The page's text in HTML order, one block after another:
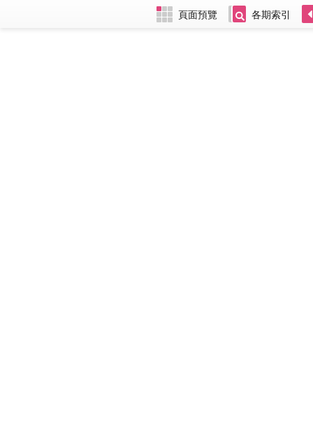
頁面預覽 各期索引